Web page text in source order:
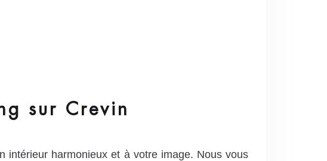
sur Crevin
intérieur harmonieux et à votre image. Nous vous